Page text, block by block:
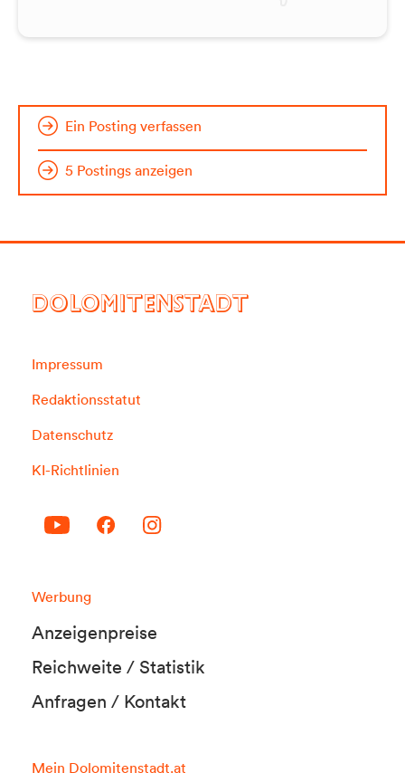
Ein Posting verfassen
5 Postings anzeigen
DOLOMITENSTADT
Impressum
Redaktionsstatut
Datenschutz
KI-Richtlinien
Werbung
Anzeigenpreise
Reichweite / Statistik
Anfragen / Kontakt
Mein Dolomitenstadt.at